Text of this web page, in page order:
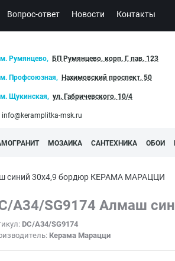
Вопрос-ответ Новости Контакты
м. Румянцево, БП Румянцево, корп. Г, пав. 123
м. Профсоюзная, Нахимовский проспект, 50
м. Щукинская, ул. Габричевского, 10/4
info@keramplitka-msk.ru
МОЗАИКА САНТЕХНИКА ОБОИ
синий 30х4,9 бордюр КЕРАМА МАРАЦЦИ
A34/SG9174 Алмаш
DC/A34/SG9174
Керама Марацци